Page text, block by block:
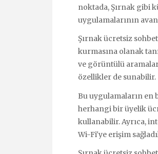
noktada, Şırnak gibi
uygulamalarının
Şırnak ücretsiz
kurmasına olanak
ve görüntülü aramalar
özellikler de sunabilir.
Bu uygulamaların en
herhangi bir üyelik
kullanabilir. Ayrıca,
Wi-Fi'ye erişim